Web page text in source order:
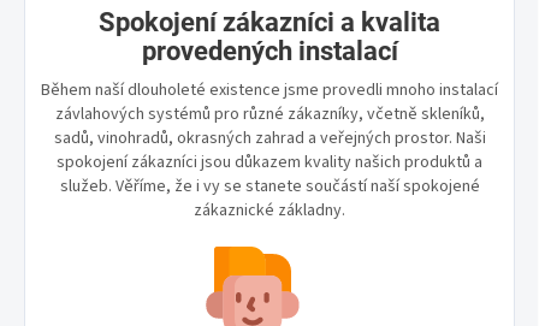
Spokojení zákazníci a kvalita
provedených instalací
Během naší dlouholeté existence jsme provedli mnoho instalací
závlahových systémů pro různé zákazníky, včetně skleníků,
sadů, vinohradů, okrasných zahrad a veřejných prostor. Naši
spokojení zákazníci jsou důkazem kvality našich produktů a
služeb. Věříme, že i vy se stanete součástí naší spokojené
zákaznické základny.